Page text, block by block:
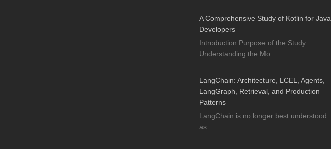
A Comprehensive Study of Kotlin for Java
Developers
Introduction Purpose of the Study
Understanding the Mo ...
LangChain: Architecture, LCEL, Agents,
LangGraph, Retrieval, and Production
Patterns
LangChain is no longer best understood
as ...